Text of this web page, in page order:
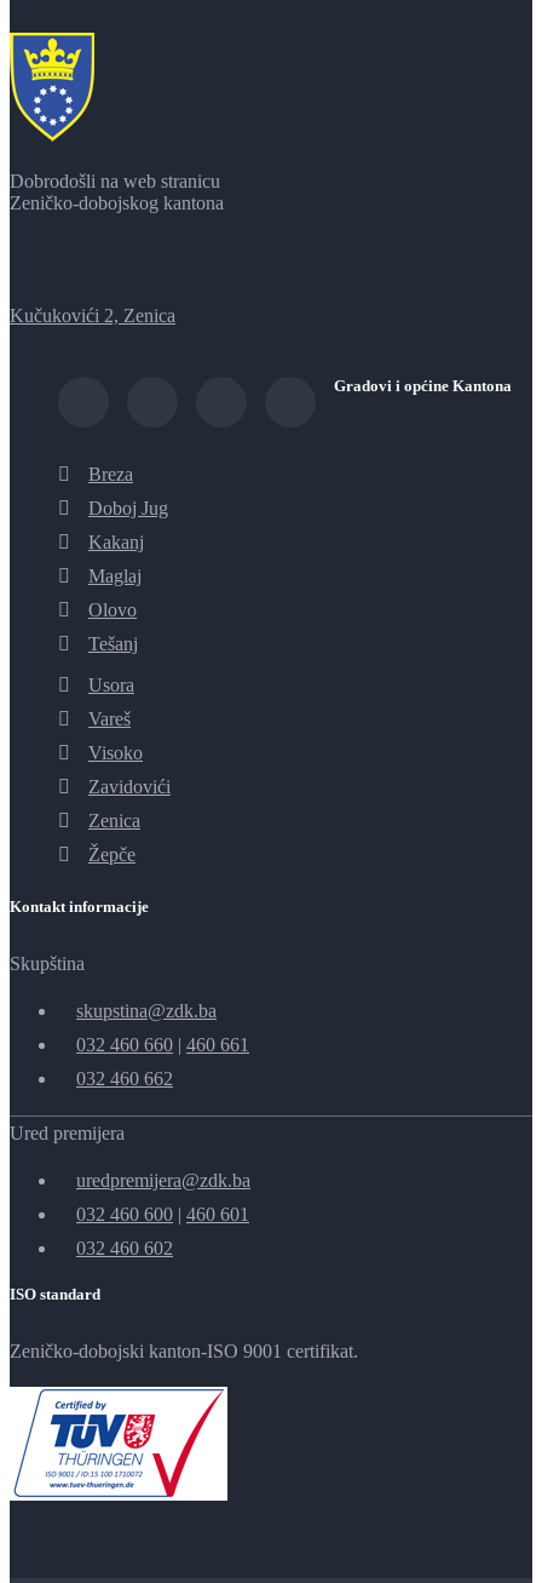
Dobrodošli na web stranicu
Zeničko-dobojskog kantona
Kučukovići 2, Zenica
Gradovi i općine Kantona
Breza
Doboj Jug
Kakanj
Maglaj
Olovo
Tešanj
Usora
Vareš
Visoko
Zavidovići
Zenica
Žepče
Kontakt informacije
Skupština
skupstina@zdk.ba
032 460 660 | 460 661
032 460 662
Ured premijera
uredpremijera@zdk.ba
032 460 600 | 460 601
032 460 602
ISO standard
Zeničko-dobojski kanton-ISO 9001 certifikat.